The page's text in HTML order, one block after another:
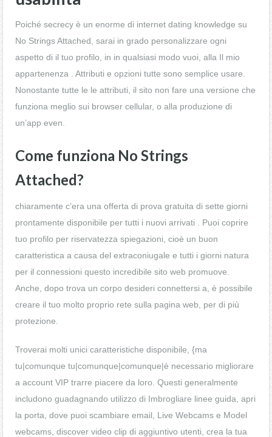
Poiché secrecy è un enorme di internet dating knowledge su
No Strings Attached, sarai in grado personalizzare ogni
aspetto di il tuo profilo, in in qualsiasi modo vuoi, alla Il mio
appartenenza . Attributi e opzioni tutte sono semplice usare.
Nonostante tutte le le attributi, il sito non fare una versione che
funziona meglio sui browser cellular, o alla produzione di
un’app even.
Come funziona No Strings
Attached?
chiaramente c’era una offerta di prova gratuita di sette giorni
prontamente disponibile per tutti i nuovi arrivati ​​. Puoi coprire
tuo profilo per riservatezza spiegazioni, cioè un buon
caratteristica a causa del extraconiugale e tutti i giorni natura
per il connessioni questo incredibile sito web promuove.
Anche, dopo trova un corpo desideri connettersi a, è possibile
creare il tuo molto proprio rete sulla pagina web, per di più
protezione.
Troverai molti unici caratteristiche disponibile, {ma
tu|comunque tu|comunque|comunque|è necessario migliorare
a account VIP trarre piacere da loro. Questi generalmente
includono guadagnando utilizzo di Imbrogliare linee guida, apri
la porta, dove puoi scambiare email, Live Webcams e Model
webcams, discover video clip di aggiuntivo utenti, crea la tua